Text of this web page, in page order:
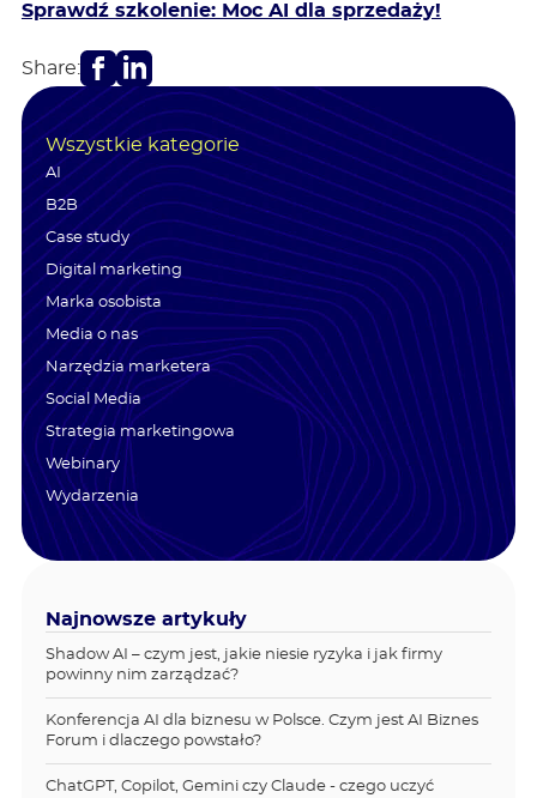
Sprawdź szkolenie: Moc AI dla sprzedaży!
Share:
Wszystkie kategorie
AI
B2B
Case study
Digital marketing
Marka osobista
Media o nas
Narzędzia marketera
Social Media
Strategia marketingowa
Webinary
Wydarzenia
Najnowsze artykuły
Shadow AI – czym jest, jakie niesie ryzyka i jak firmy
powinny nim zarządzać?
Konferencja AI dla biznesu w Polsce. Czym jest AI Biznes
Forum i dlaczego powstało?
ChatGPT, Copilot, Gemini czy Claude - czego uczyć